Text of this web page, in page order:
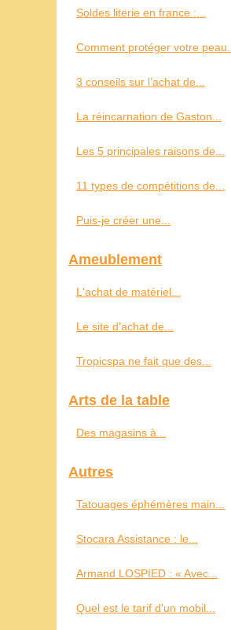
Soldes literie en france :...
Comment protéger votre peau...
3 conseils sur l’achat de...
La réincarnation de Gaston...
Les 5 principales raisons de...
11 types de compétitions de...
Puis-je créer une...
Ameublement
L'achat de matériel...
Le site d'achat de...
Tropicspa ne fait que des...
Arts de la table
Des magasins à...
Autres
Tatouages éphémères main...
Stocara Assistance : le...
Armand LOSPIED : « Avec...
Quel est le tarif d'un mobil...